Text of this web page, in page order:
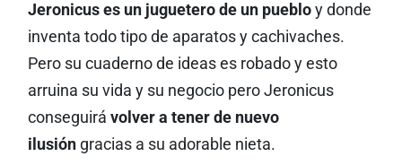
Jeronicus es un juguetero de un puebloy donde
inventa todo tipo de aparatos y cachivaches.
Pero su cuaderno de ideas es robado y esto
arruina su vida y su negocio pero Jeronicus
conseguirá volver a tener de nuevo
ilusióngracias a su adorable nieta.